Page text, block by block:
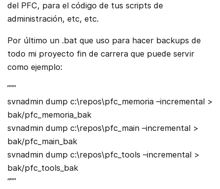
del PFC, para el código de tus scripts de
administración, etc, etc.
Por último un .bat que uso para hacer backups de
todo mi proyecto fin de carrera que puede servir
como ejemplo:
”””
svnadmin dump c:\repos\pfc_memoria –incremental >
bak/pfc_memoria_bak
svnadmin dump c:\repos\pfc_main –incremental >
bak/pfc_main_bak
svnadmin dump c:\repos\pfc_tools –incremental >
bak/pfc_tools_bak
“””